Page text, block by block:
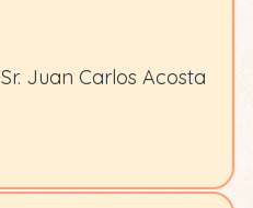
Sr. Juan Carlos Acosta